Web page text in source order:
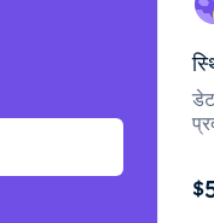
$